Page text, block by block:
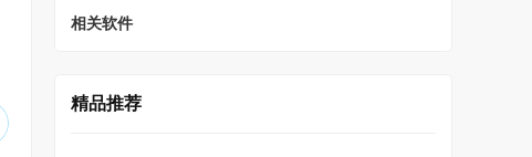
相关软件
精品推荐